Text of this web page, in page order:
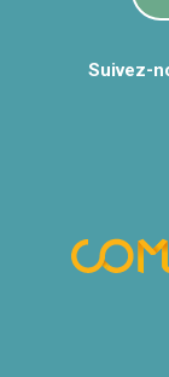
Suivez-